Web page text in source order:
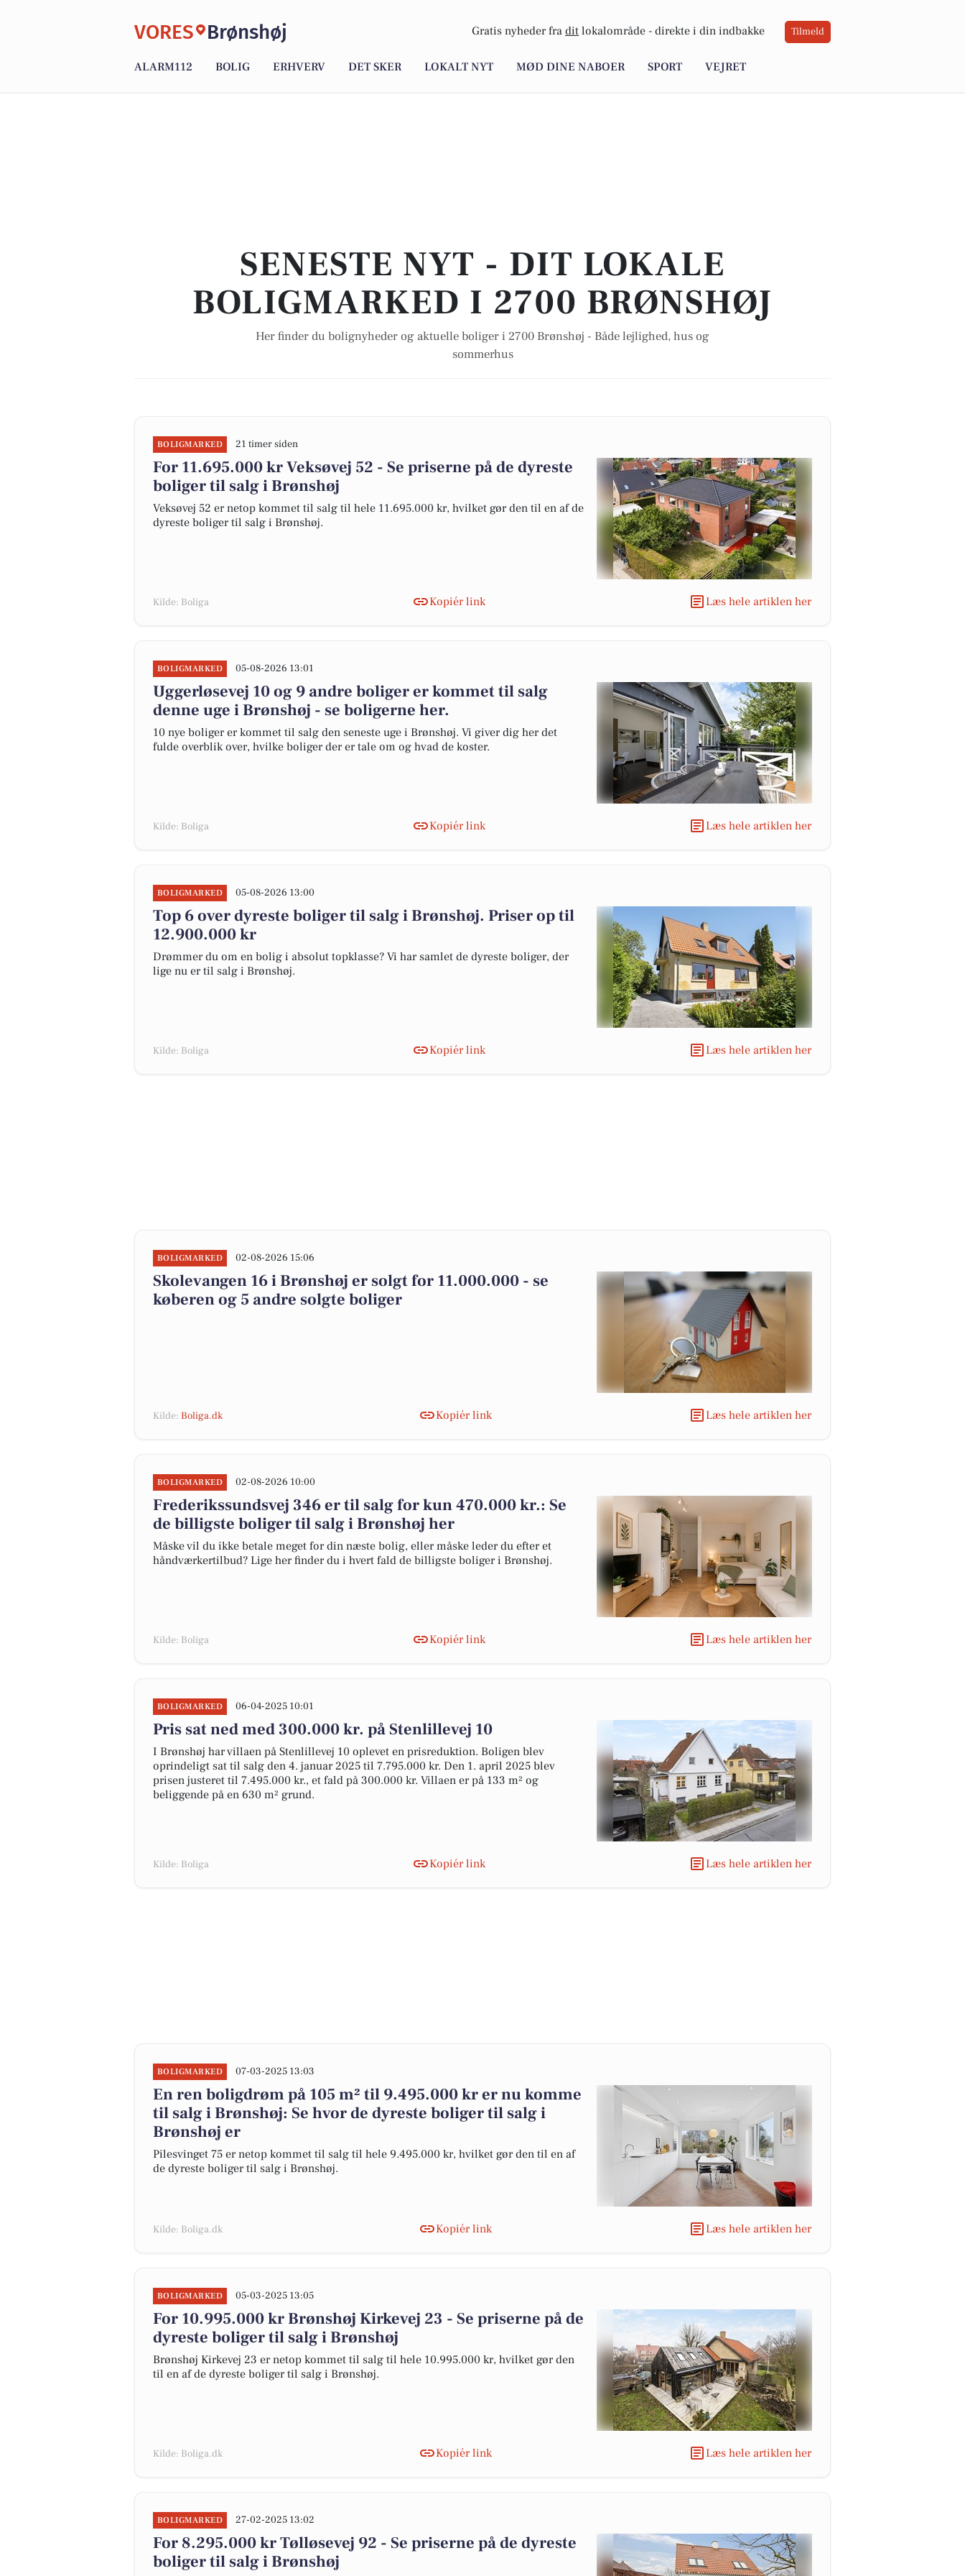
VORES Brønshøj Gratis nyheder fra dit lokalområde - direkte i din indbakke Tilmeld
ALARM112 BOLIG ERHVERV DET SKER LOKALT NYT MØD DINE NABOER SPORT VEJRET
SENESTE NYT - DIT LOKALE
BOLIGMARKED I 2700 BRØNSHØJ
Her finder du bolignyheder og aktuelle boliger i 2700 Brønshøj - Både lejlighed, hus og
sommerhus
BOLIGMARKED 21 timer siden
For 11.695.000 kr Veksøvej 52 - Se priserne på de dyreste
boliger til salg i Brønshøj
Veksøvej 52 er netop kommet til salg til hele 11.695.000 kr, hvilket gør den til en af de
dyreste boliger til salg i Brønshøj.
Kilde: Boliga Kopiér link Læs hele artiklen her
BOLIGMARKED 05-08-2026 13:01
Uggerløsevej 10 og 9 andre boliger er kommet til salg
denne uge i Brønshøj - se boligerne her.
10 nye boliger er kommet til salg den seneste uge i Brønshøj. Vi giver dig her det
fulde overblik over, hvilke boliger der er tale om og hvad de koster.
Kilde: Boliga Kopiér link Læs hele artiklen her
BOLIGMARKED 05-08-2026 13:00
Top 6 over dyreste boliger til salg i Brønshøj. Priser op til
12.900.000 kr
Drømmer du om en bolig i absolut topklasse? Vi har samlet de dyreste boliger, der
lige nu er til salg i Brønshøj.
Kilde: Boliga Kopiér link Læs hele artiklen her
BOLIGMARKED 02-08-2026 15:06
Skolevangen 16 i Brønshøj er solgt for 11.000.000 - se
køberen og 5 andre solgte boliger
Kilde: Boliga.dk Kopiér link Læs hele artiklen her
BOLIGMARKED 02-08-2026 10:00
Frederikssundsvej 346 er til salg for kun 470.000 kr.: Se
de billigste boliger til salg i Brønshøj her
Måske vil du ikke betale meget for din næste bolig, eller måske leder du efter et
håndværkertilbud? Lige her finder du i hvert fald de billigste boliger i Brønshøj.
Kilde: Boliga Kopiér link Læs hele artiklen her
BOLIGMARKED 06-04-2025 10:01
Pris sat ned med 300.000 kr. på Stenlillevej 10
I Brønshøj har villaen på Stenlillevej 10 oplevet en prisreduktion. Boligen blev
oprindeligt sat til salg den 4. januar 2025 til 7.795.000 kr. Den 1. april 2025 blev
prisen justeret til 7.495.000 kr., et fald på 300.000 kr. Villaen er på 133 m² og
beliggende på en 630 m² grund.
Kilde: Boliga Kopiér link Læs hele artiklen her
BOLIGMARKED 07-03-2025 13:03
En ren boligdrøm på 105 m² til 9.495.000 kr er nu komme
til salg i Brønshøj: Se hvor de dyreste boliger til salg i
Brønshøj er
Pilesvinget 75 er netop kommet til salg til hele 9.495.000 kr, hvilket gør den til en af
de dyreste boliger til salg i Brønshøj.
Kilde: Boliga.dk Kopiér link Læs hele artiklen her
BOLIGMARKED 05-03-2025 13:05
For 10.995.000 kr Brønshøj Kirkevej 23 - Se priserne på de
dyreste boliger til salg i Brønshøj
Brønshøj Kirkevej 23 er netop kommet til salg til hele 10.995.000 kr, hvilket gør den
til en af de dyreste boliger til salg i Brønshøj.
Kilde: Boliga.dk Kopiér link Læs hele artiklen her
BOLIGMARKED 27-02-2025 13:02
For 8.295.000 kr Tølløsevej 92 - Se priserne på de dyreste
boliger til salg i Brønshøj